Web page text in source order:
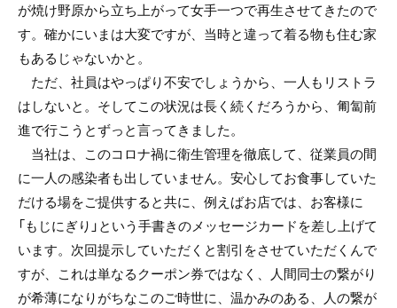
が焼け野原から立ち上がって女手一つで再生させてきたので
す。確かにいまは大変ですが、当時と違って着る物も住む家
もあるじゃないかと。
ただ、社員はやっぱり不安でしょうから、一人もリストラ
はしないと。そしてこの状況は長く続くだろうから、匍匐前
進で行こうとずっと言ってきました。
当社は、このコロナ禍に衛生管理を徹底して、従業員の間
に一人の感染者も出していません。安心してお食事していた
だける場をご提供すると共に、例えばお店では、お客様に
「もじにぎり」という手書きのメッセージカードを差し上げて
います。次回提示していただくと割引をさせていただくんで
すが、これは単なるクーポン券ではなく、人間同士の繋がり
が希薄になりがちなこのご時世に、温かみのある、人の繋が